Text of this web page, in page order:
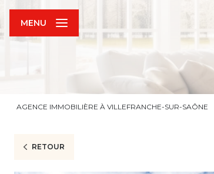
MENU
AGENCE IMMOBILIÈRE À VILLEFRANCHE-SUR-SAÔNE
RETOUR